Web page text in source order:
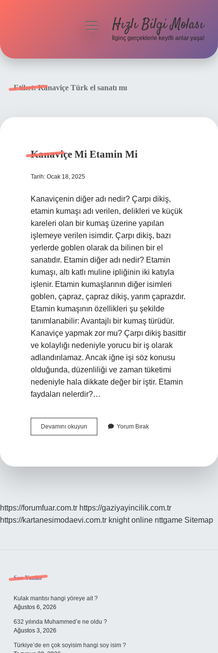
menüyüHızlı Bilgi Molası
İlginç gerçeklerle keyifli anlar yaşa!
Etiket:Kanaviçe Türk el sanatı mı
Kanaviçe Mi Etamin Mi
Tarih: Ocak 18, 2025
Kanaviçenin diğer adı nedir? Çarpı dikiş,
etamin kumaşı adı verilen, delikleri ve küçük
kareleri olan bir kumaş üzerine yapılan
işlemeye verilen isimdir. Çarpı dikiş, bazı
yerlerde goblen olarak da bilinen bir el
sanatıdır. Etamin diğer adı nedir? Etamin
kumaşı, altı katlı muline ipliğinin iki katıyla
işlenir. Etamin kumaşlarının diğer isimleri
goblen, çapraz, çapraz dikiş, yarım çaprazdır.
Etamin kumaşının özellikleri şu şekilde
tanımlanabilir: Avantajlı bir kumaş türüdür.
Kanaviçe yapmak zor mu? Çarpı dikiş basittir
ve kolaylığı nedeniyle yorucu bir iş olarak
adlandırılamaz. Ancak iğne işi söz konusu
olduğunda, düzenliliği ve zaman tüketimi
nedeniyle hala dikkate değer bir iştir. Etamin
faydaları nelerdir?…
Devamını okuyun Kanaviçe
Mi
Yorum Bırak
https://forumfuar.com.tr https://gaziyayincilik.com.tr
https://kartanesimodaevi.com.tr knight online nttgame Sitemap
Sidebar
Son Yazılar
Kulak mantısı hangi yöreye ait ?
Ağustos 6, 2026
632 yılında Muhammed’e ne oldu ?
Ağustos 3, 2026
Türkiye’de en çok soyisim hangi soy isim ?